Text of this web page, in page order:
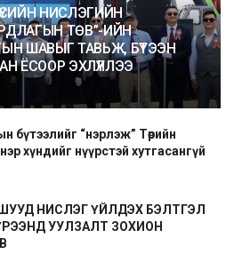
НИСЛЭГИЙН
ТӨВ”-ИЙН
ШАВЫГ ТАВЬЖ, БҮТЭЭН
ЁСООР ЭХЛҮҮЛЛЭЭ
бүтээлийг “нэрлэж” Төрийн
хүндийг нүүрстэй хутгасангүй
НИСЛЭГ ҮЙЛДЭХ БЭЛТГЭЛ
УУЛЗАЛТ ЗОХИОН